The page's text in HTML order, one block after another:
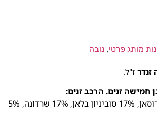
מותג פרטי, נובה
זנדרז"ל.
חמישה זנים. הרכב זנים:
35% פינו גרי, 26% רוסאן, 17% סוביניון בלאן, 17% שרדונה, 5%